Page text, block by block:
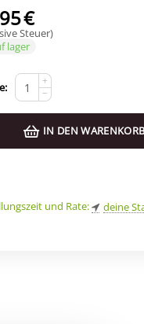
€
Steuer)
lager
+
−
IN DEN
und Rate: deine